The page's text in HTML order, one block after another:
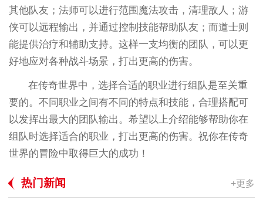
其他队友；法师可以进行范围魔法攻击，清理敌人；游
侠可以远程输出，并通过控制技能帮助队友；而道士则
能提供治疗和辅助支持。这样一支均衡的团队，可以更
好地应对各种战斗场景，打出更高的伤害。
在传奇世界中，选择合适的职业进行组队是至关重
要的。不同职业之间有不同的特点和技能，合理搭配可
以发挥出最大的团队输出。希望以上介绍能够帮助你在
组队时选择适合的职业，打出更高的伤害。祝你在传奇
世界的冒险中取得巨大的成功！
热门新闻 +更多